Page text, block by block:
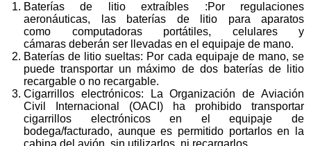
Baterías de litio extraíbles :Por regulaciones
aeronáuticas, las baterías de litio para aparatos
como computadoras portátiles, celulares y
cámaras deberán ser llevadas en el equipaje de mano.
Baterías de litio sueltas: Por cada equipaje de mano, se
puede transportar un máximo de dos baterías de litio
recargable o no recargable.
Cigarrillos electrónicos: La Organización de Aviación
Civil Internacional (OACI) ha prohibido transportar
cigarrillos electrónicos en el equipaje de
bodega/facturado, aunque es permitido portarlos en la
cabina del avión, sin utilizarlos, ni recargarlos.